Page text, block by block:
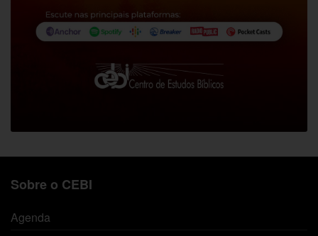
Sobre o CEBI
Agenda